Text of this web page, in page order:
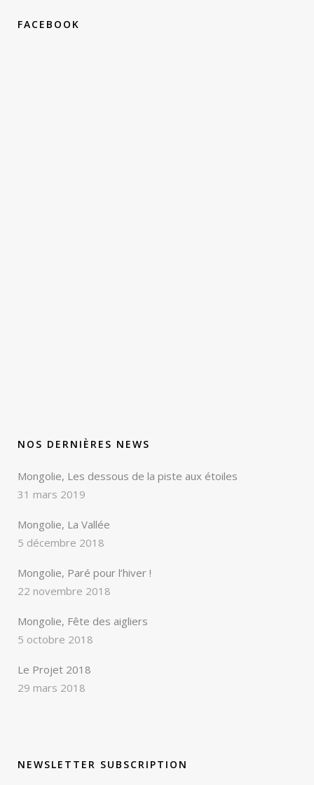
FACEBOOK
NOS DERNIÈRES NEWS
Mongolie, Les dessous de la piste aux étoiles
31 mars 2019
Mongolie, La Vallée
5 décembre 2018
Mongolie, Paré pour l’hiver !
22 novembre 2018
Mongolie, Fête des aigliers
5 octobre 2018
Le Projet 2018
29 mars 2018
NEWSLETTER SUBSCRIPTION